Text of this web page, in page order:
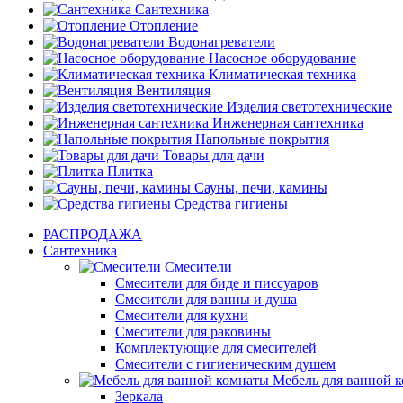
Сантехника
Отопление
Водонагреватели
Насосное оборудование
Климатическая техника
Вентиляция
Изделия светотехнические
Инженерная сантехника
Напольные покрытия
Товары для дачи
Плитка
Сауны, печи, камины
Средства гигиены
РАСПРОДАЖА
Сантехника
Смесители
Смесители для биде и писсуаров
Смесители для ванны и душа
Смесители для кухни
Смесители для раковины
Комплектующие для смесителей
Смесители с гигиеническим душем
Мебель для ванной
Зеркала